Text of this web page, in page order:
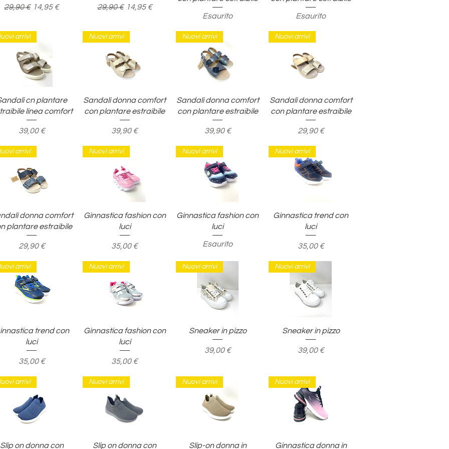
Prezzo regolare
29,90 € Prezzo scontato
14,95 € Prezzo regolare
29,90 € Prezzo scontato
14,95 €
Esaurito Esaurito
Vista rapida
arrivi
cn plantare
linea comfort
Prezzo
39,00 €
Vista rapida
Nuovi arrivi
Sandali donna comfort
con plantare estraibile
Prezzo
39,90 €
Vista rapida
Nuovi arrivi
Sandali donna comfort
con plantare estraibile
Prezzo
39,90 €
Vista rapida
Nuovi arrivi
Sandali donna comfort
con plantare estraibile
Prezzo
29,90 €
Vista rapida
arrivi
donna comfort
plantare estraibile
Prezzo
29,90 €
Vista rapida
Nuovi arrivi
Ginnastica fashion con
luci
Prezzo
35,00 €
Vista rapida
Nuovi arrivi
Ginnastica fashion con
luci
Esaurito
Vista rapida
Nuovi arrivi
Ginnastica trend con
luci
Prezzo
35,00 €
Vista rapida
arrivi
trend con
luci
Prezzo
35,00 €
Vista rapida
Nuovi arrivi
Ginnastica fashion con
luci
Prezzo
35,00 €
Vista rapida
Nuovi arrivi
Sneaker in pizzo
Prezzo
39,00 €
Vista rapida
Nuovi arrivi
Sneaker in pizzo
Prezzo
39,00 €
Vista rapida
arrivi
Slip on donna con
Vista rapida
Nuovi arrivi
Slip on donna con
Vista rapida
Nuovi arrivi
Slip-on donna in
Vista rapida
Nuovi arrivi
Ginnastica donna in